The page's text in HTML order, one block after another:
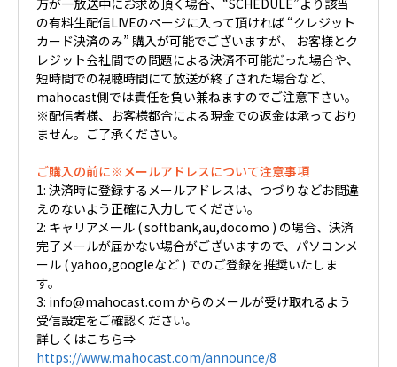
の有料生配信LIVEのページに入って頂ければ “クレジット
カード決済のみ” 購入が可能でございますが、 お客様とク
レジット会社間での問題による決済不可能だった場合や、
短時間での視聴時間にて放送が終了された場合など、
mahocast側では責任を負い兼ねますのでご注意下さい。
※配信者様、お客様都合による現金での返金は承っており
ません。ご了承ください。
ご購入の前に※メールアドレスについて注意事項
1: 決済時に登録するメールアドレスは、つづりなどお間違
えのないよう正確に入力してください。
2: キャリアメール ( softbank,au,docomo ) の場合、決済
完了メールが届かない場合がございますので、パソコンメ
ール ( yahoo,googleなど ) でのご登録を推奨いたしま
す。
3: info@mahocast.com からのメールが受け取れるよう
受信設定をご確認ください。
詳しくはこちら⇒
https://www.mahocast.com/announce/8